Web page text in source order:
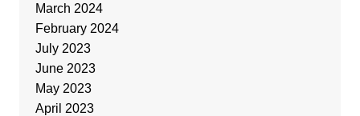
March 2024
February 2024
July 2023
June 2023
May 2023
April 2023